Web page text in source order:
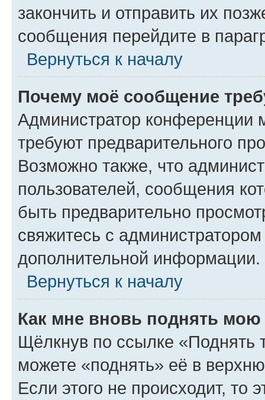
закончить и отправить их
сообщения перейдите в
Вернуться к началу
Почему моё сообщение
Администратор конференции
требуют предварительного
Возможно также, что
пользователей, сообщения
быть предварительно
свяжитесь с
дополнительной информации.
Вернуться к началу
Как мне вновь поднять мою
Щёлкнув по ссылке «Поднять
можете «поднять» её в
Если этого не происходит, то